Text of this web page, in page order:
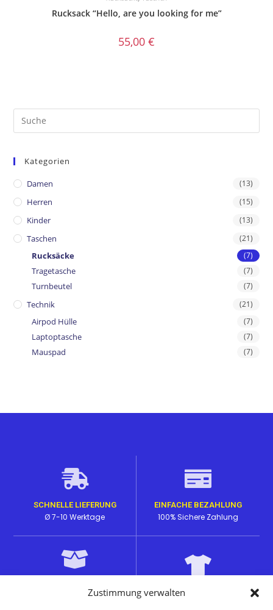
Zustimmung verwalten
Rucksack “Hello, are you looking for me”
55,00 €
Kategorien
Damen (13)
Herren (15)
Kinder (13)
Taschen (21)
Rucksäcke (7)
Tragetasche (7)
Turnbeutel (7)
Technik (21)
Airpod Hülle (7)
Laptoptasche (7)
Mauspad (7)
SCHNELLE LIEFERUNG
Ø 7-10 Werktage
EINFACHE BEZAHLUNG
100% Sichere Zahlung
Lange Haltbarkeit bei den
EINZIGARTIGE DESIGNS